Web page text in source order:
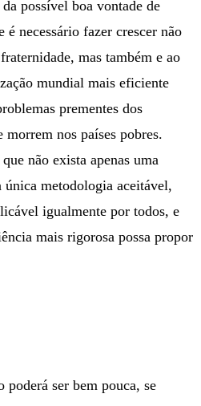
possível boa vontade de
é necessário fazer crescer não
mas também e ao
mundial mais eficiente
prementes dos
morrem nos países pobres.
não exista apenas uma
metodologia aceitável,
igualmente por todos, e
mais rigorosa possa propor
ser bem pouca, se